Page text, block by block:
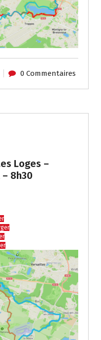
0 Commentaires
Loges –
8h30